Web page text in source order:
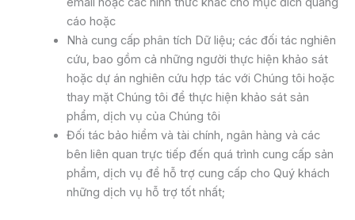
cáo hoặc
Nhà cung cấp phân tích Dữ liệu; các đối tác nghiên
cứu, bao gồm cả những người thực hiện khảo sát
hoặc dự án nghiên cứu hợp tác với Chúng tôi hoặc
thay mặt Chúng tôi để thực hiện khảo sát sản
phẩm, dịch vụ của Chúng tôi
Đối tác bảo hiểm và tài chính, ngân hàng và các
bên liên quan trực tiếp đến quá trình cung cấp sản
phẩm, dịch vụ để hỗ trợ cung cấp cho Quý khách
những dịch vụ hỗ trợ tốt nhất;